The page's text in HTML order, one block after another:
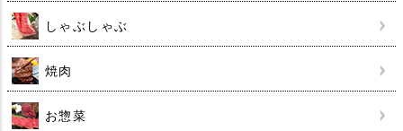
しゃぶしゃぶ
焼肉
お惣菜